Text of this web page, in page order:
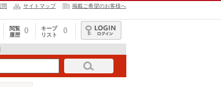
問 サイトマップ 掲載ご希望のお客様へ
閲覧
履歴
0
キープ
リスト
0
ログイン